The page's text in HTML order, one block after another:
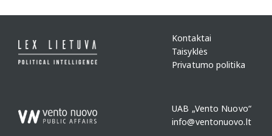
Kontaktai
Taisyklės
Privatumo politika
UAB „Vento Nuovo“
info@ventonuovo.lt